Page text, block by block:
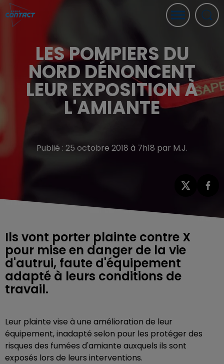
LES POMPIERS DU
NORD DÉNONCENT
LEUR EXPOSITION À
L'AMIANTE
Publié : 25 octobre 2018 à 7h18 par M.J.
Ils vont porter plainte contre X
pour mise en danger de la vie
d'autrui, faute d'équipement
adapté à leurs conditions de
travail.
Leur plainte vise à une amélioration de leur
équipement, inadapté selon pour les protéger des
risques des fumées d'amiante auxquels ils sont
exposés lors de leurs interventions.